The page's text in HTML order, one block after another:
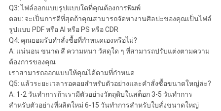
Q3: ไฟล์ออกแบบรูปแบบใดที่คุณต้องการพิมพ์
ตอบ: จะเป็นการดีที่สุดถ้าคุณสามารถจัดหางานศิลปะของคุณเป็นไฟล์
รูปแบบ PDF หรือ AI หรือ PS หรือ CDR
Q4: คุณยอมรับคำสั่งซื้อที่กำหนดเองหรือไม่?
A: แน่นอน ขนาด สี ความหนา วัสดุใด ๆ ที่สามารถปรับแต่งตามความ
ต้องการของคุณ
เราสามารถออกแบบให้คุณได้ตามที่กำหนด
Q5: แล้วระยะเวลารอคอยสำหรับตัวอย่างและคำสั่งซื้อขนาดใหญ่ล่ะ?
A: 1-2 วันทำการถ้าเรามีตัวอย่างวัตถุดิบในสต็อก 3-5 วันทำการ
สำหรับตัวอย่างที่ผลิตใหม่ 6-15 วันทำการสำหรับใบสั่งขนาดใหญ่